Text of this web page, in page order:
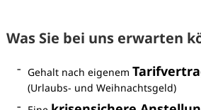
Was Sie bei uns erwarten
Gehalt nach eigenem
(Urlaubs- und Weihnachtsgeld)
Karte